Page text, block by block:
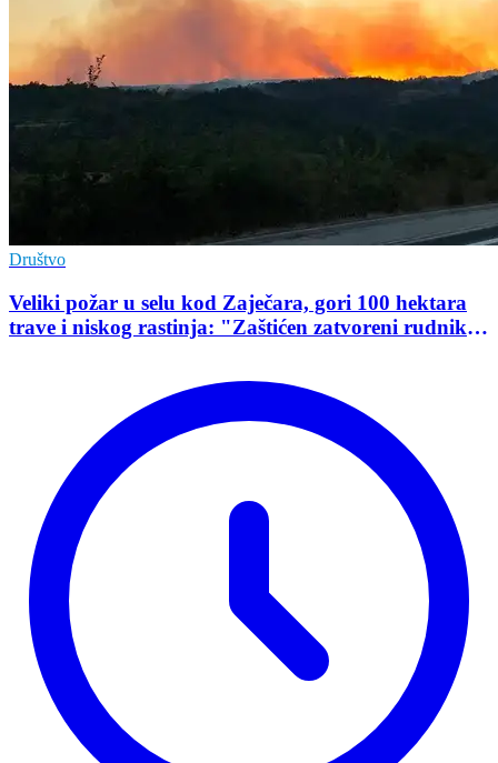
Društvo
Veliki požar u selu kod Zaječara, gori 100 hektara
trave i niskog rastinja: "Zaštićen zatvoreni rudnik